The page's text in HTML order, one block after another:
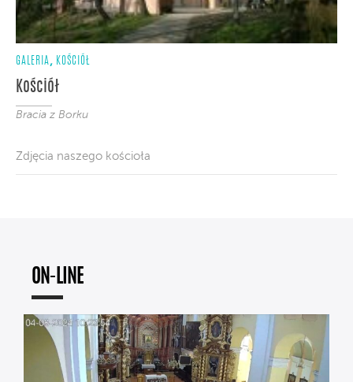
GALERIA, KOŚCIÓŁ
Kościół
Bracia z Borku
Zdjęcia naszego kościoła
ON-LINE